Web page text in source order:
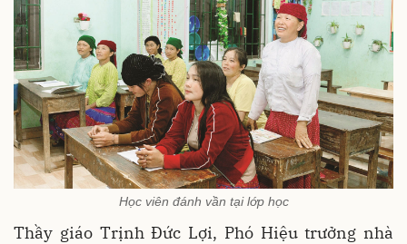
Học viên đánh vần tại lớp học
Thầy giáo Trịnh Đức Lợi, Phó Hiệu trưởng nhà